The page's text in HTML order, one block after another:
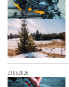
23.03.2026
23.03.2026